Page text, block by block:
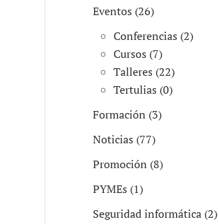
Eventos (26)
Conferencias (2)
Cursos (7)
Talleres (22)
Tertulias (0)
Formación (3)
Noticias (77)
Promoción (8)
PYMEs (1)
Seguridad informática (2)